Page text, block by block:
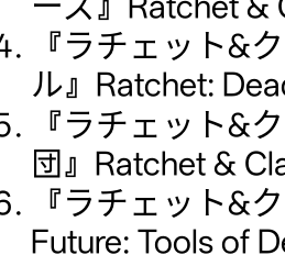
『ラチェット&
ル』Ratchet:
『ラチェット&
団』Ratchet &
『ラチェット&
Future: Tools of